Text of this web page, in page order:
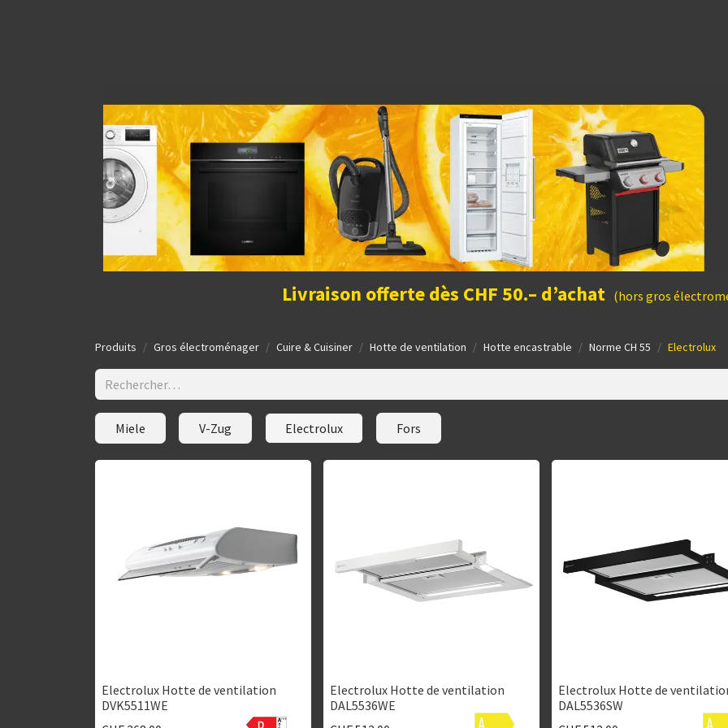
Livraison offerte dès CHF 50.– d’achat (hors gros
Produits Gros électroménager Cuire & Cuisiner Hotte de ventilation Hotte encastrable Norme CH 55 Electrolux
Miele V-Zug Electrolux Fors
Electrolux Hotte de ventilation
DVK5511WE
Electrolux Hotte de ventilation
DAL5536WE
Electrolux Hotte de
DAL5536SW